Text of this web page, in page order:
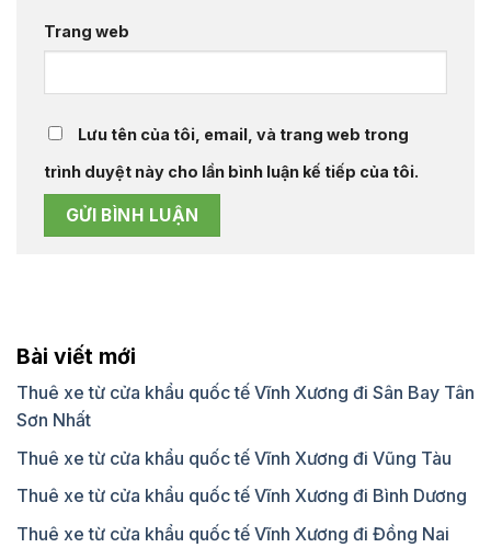
Trang web
Lưu tên của tôi, email, và trang web trong
trình duyệt này cho lần bình luận kế tiếp của tôi.
Bài viết mới
Thuê xe từ cửa khẩu quốc tế Vĩnh Xương đi Sân Bay Tân
Sơn Nhất
Thuê xe từ cửa khẩu quốc tế Vĩnh Xương đi Vũng Tàu
Thuê xe từ cửa khẩu quốc tế Vĩnh Xương đi Bình Dương
Thuê xe từ cửa khẩu quốc tế Vĩnh Xương đi Đồng Nai